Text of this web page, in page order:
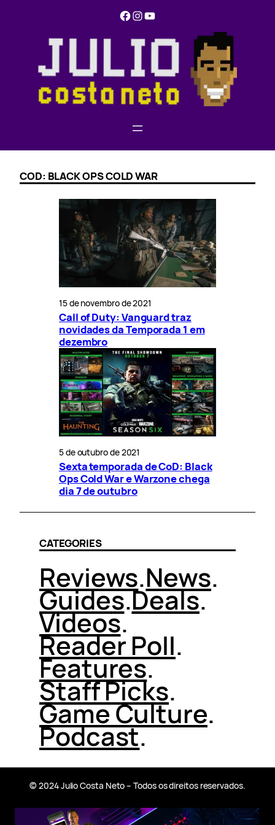
Facebook Instagram YouTube
COD: BLACK OPS COLD WAR
15 de novembro de 2021
Call of Duty: Vanguard traz
novidades da Temporada 1 em
dezembro
5 de outubro de 2021
Sexta temporada de CoD: Black
Ops Cold War e Warzone chega
dia 7 de outubro
CATEGORIES
Reviews.News.
Guides.Deals.
Videos.
Reader Poll.
Features.
Staff Picks.
Game Culture.
Podcast.
© 2024 Julio Costa Neto – Todos os direitos reservados.